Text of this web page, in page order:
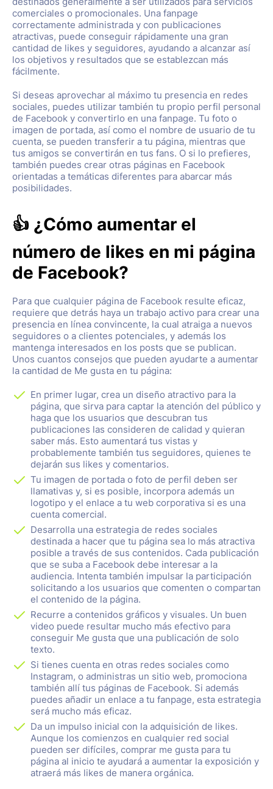
comerciales o promocionales. Una fanpage
correctamente administrada y con publicaciones
atractivas, puede conseguir rápidamente una gran
cantidad de likes y seguidores, ayudando a alcanzar así
los objetivos y resultados que se establezcan más
fácilmente.
Si deseas aprovechar al máximo tu presencia en redes
sociales, puedes utilizar también tu propio perfil personal
de Facebook y convertirlo en una fanpage. Tu foto o
imagen de portada, así como el nombre de usuario de tu
cuenta, se pueden transferir a tu página, mientras que
tus amigos se convertirán en tus fans. O si lo prefieres,
también puedes crear otras páginas en Facebook
orientadas a temáticas diferentes para abarcar más
posibilidades.
👍 ¿Cómo aumentar el
número de likes en mi página
de Facebook?
Para que cualquier página de Facebook resulte eficaz,
requiere que detrás haya un trabajo activo para crear una
presencia en línea convincente, la cual atraiga a nuevos
seguidores o a clientes potenciales, y además los
mantenga interesados en los posts que se publican.
Unos cuantos consejos que pueden ayudarte a aumentar
la cantidad de Me gusta en tu página:
En primer lugar, crea un diseño atractivo para la
página, que sirva para captar la atención del público y
haga que los usuarios que descubran tus
publicaciones las consideren de calidad y quieran
saber más. Esto aumentará tus vistas y
probablemente también tus seguidores, quienes te
dejarán sus likes y comentarios.
Tu imagen de portada o foto de perfil deben ser
llamativas y, si es posible, incorpora además un
logotipo y el enlace a tu web corporativa si es una
cuenta comercial.
Desarrolla una estrategia de redes sociales
destinada a hacer que tu página sea lo más atractiva
posible a través de sus contenidos. Cada publicación
que se suba a Facebook debe interesar a la
audiencia. Intenta también impulsar la participación
solicitando a los usuarios que comenten o compartan
el contenido de la página.
Recurre a contenidos gráficos y visuales. Un buen
video puede resultar mucho más efectivo para
conseguir Me gusta que una publicación de solo
texto.
Si tienes cuenta en otras redes sociales como
Instagram, o administras un sitio web, promociona
también allí tus páginas de Facebook. Si además
puedes añadir un enlace a tu fanpage, esta estrategia
será mucho más eficaz.
Da un impulso inicial con la adquisición de likes.
Aunque los comienzos en cualquier red social
pueden ser difíciles, comprar me gusta para tu
página al inicio te ayudará a aumentar la exposición y
atraerá más likes de manera orgánica.